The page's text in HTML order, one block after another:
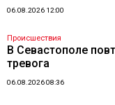
06.08.2026 12:00
Происшествия
В Севастополе
тревога
06.08.2026 08:36